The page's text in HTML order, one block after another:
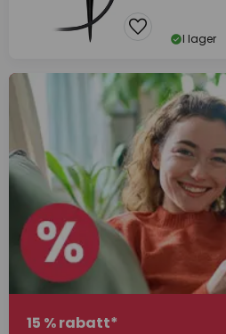
I lager
15 % rabatt*